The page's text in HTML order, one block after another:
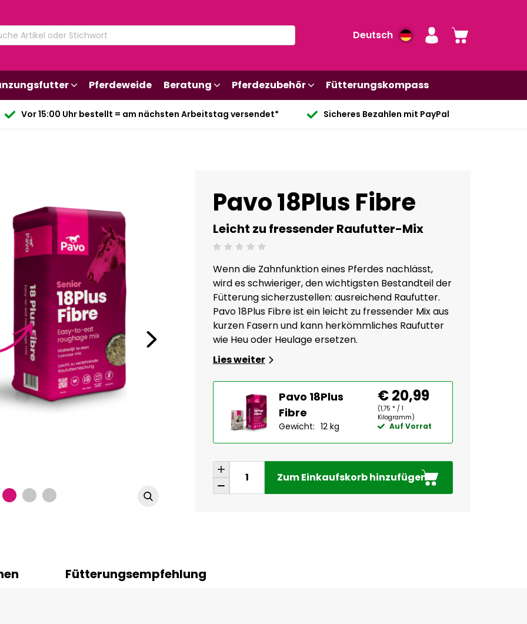
Deutsch
Pferdeweide Beratung Pferdezubehör Fütterungskompass
Vor 15:00 Uhr bestellt = am nächsten Arbeitstag versendet* Sicheres Bezahlen mit PayPal
Pavo 18Plus Fibre
Leicht zu fressender Raufutter-Mix
Beoordeling: 0/5
Wenn die Zahnfunktion eines Pferdes nachlässt,
wird es schwieriger, den wichtigsten Bestandteil der
Fütterung sicherzustellen: ausreichend Raufutter.
Pavo 18Plus Fibre ist ein leicht zu fressender Mix aus
kurzen Fasern und kann herkömmliches Raufutter
wie Heu oder Heulage ersetzen.
Lies weiter
Pavo 18Plus
Fibre
Gewicht: 12 kg
€ 20,99
(1,75 * / 1
Kilogramm)
Auf Vorrat
Zum Einkaufskorb hinzufügen
Fütterungsempfehlung